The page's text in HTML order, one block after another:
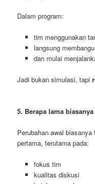
Dalam program:
tim menggunakan
langsung
dan mulai
Jadi bukan simulasi, tapi
5. Berapa lama
Perubahan awal
pertama, terutama pada:
fokus tim
kualitas diskusi